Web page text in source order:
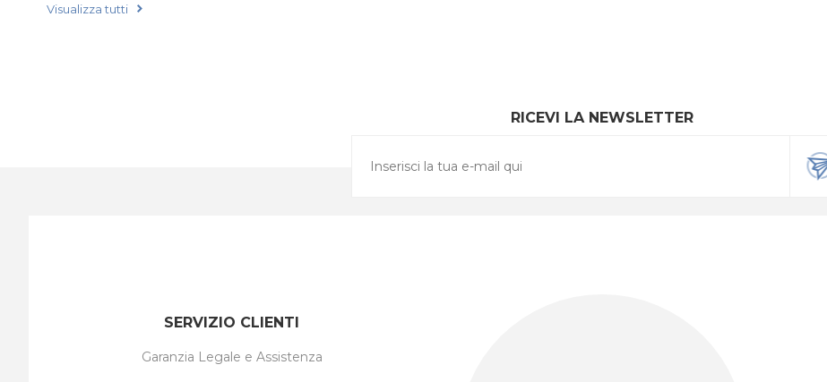
Visualizza tutti
RICEVI LA NEWSLETTER
SERVIZIO CLIENTI
Garanzia Legale e Assistenza